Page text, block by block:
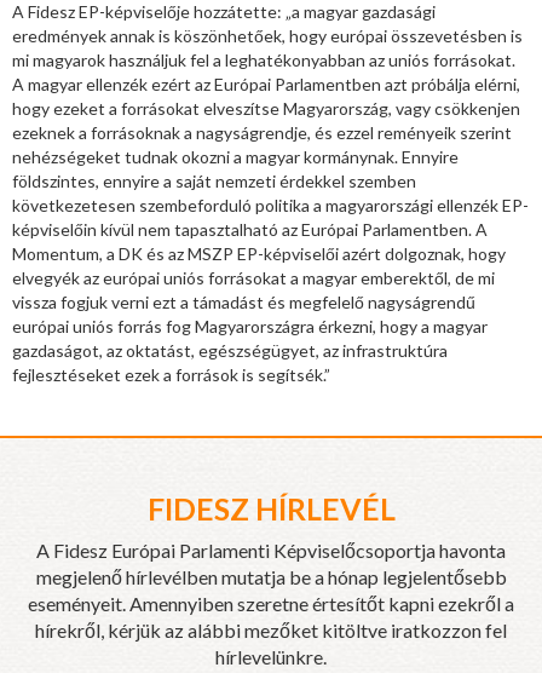
A Fidesz EP-képviselője hozzátette: „a magyar gazdasági
eredmények annak is köszönhetőek, hogy európai összevetésben is
mi magyarok használjuk fel a leghatékonyabban az uniós forrásokat.
A magyar ellenzék ezért az Európai Parlamentben azt próbálja elérni,
hogy ezeket a forrásokat elveszítse Magyarország, vagy csökkenjen
ezeknek a forrásoknak a nagyságrendje, és ezzel reményeik szerint
nehézségeket tudnak okozni a magyar kormánynak. Ennyire
földszintes, ennyire a saját nemzeti érdekkel szemben
következetesen szembeforduló politika a magyarországi ellenzék EP-
képviselőin kívül nem tapasztalható az Európai Parlamentben. A
Momentum, a DK és az MSZP EP-képviselői azért dolgoznak, hogy
elvegyék az európai uniós forrásokat a magyar emberektől, de mi
vissza fogjuk verni ezt a támadást és megfelelő nagyságrendű
európai uniós forrás fog Magyarországra érkezni, hogy a magyar
gazdaságot, az oktatást, egészségügyet, az infrastruktúra
fejlesztéseket ezek a források is segítsék.”
FIDESZ HÍRLEVÉL
A Fidesz Európai Parlamenti Képviselőcsoportja havonta
megjelenő hírlevélben mutatja be a hónap legjelentősebb
eseményeit. Amennyiben szeretne értesítőt kapni ezekről a
hírekről, kérjük az alábbi mezőket kitöltve iratkozzon fel
hírlevelünkre.